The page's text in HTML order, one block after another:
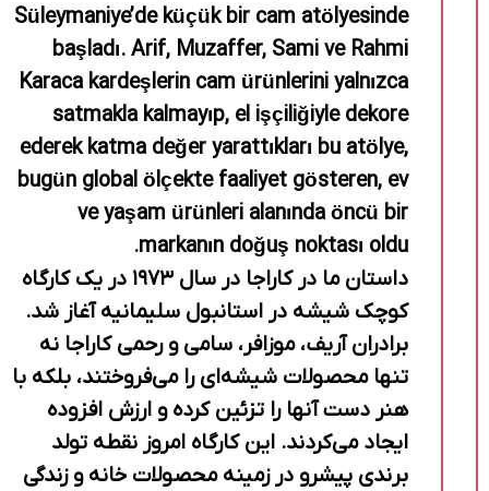
Süleymaniye’de küçük bir cam atölyesinde
başladı. Arif, Muzaffer, Sami ve Rahmi
Karaca kardeşlerin cam ürünlerini yalnızca
satmakla kalmayıp, el işçiliğiyle dekore
ederek katma değer yarattıkları bu atölye,
bugün global ölçekte faaliyet gösteren, ev
ve yaşam ürünleri alanında öncü bir
markanın doğuş noktası oldu.
داستان ما در کاراجا در سال ۱۹۷۳ در یک کارگاه
کوچک شیشه در استانبول سلیمانیه آغاز شد.
برادران آریف، موزافر، سامی و رحمی کاراجا نه
تنها محصولات شیشه‌ای را می‌فروختند، بلکه با
هنر دست آنها را تزئین کرده و ارزش افزوده
ایجاد می‌کردند. این کارگاه امروز نقطه تولد
برندی پیشرو در زمینه محصولات خانه و زندگی